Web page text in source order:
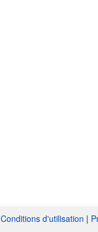
Conditions d'utilisation |